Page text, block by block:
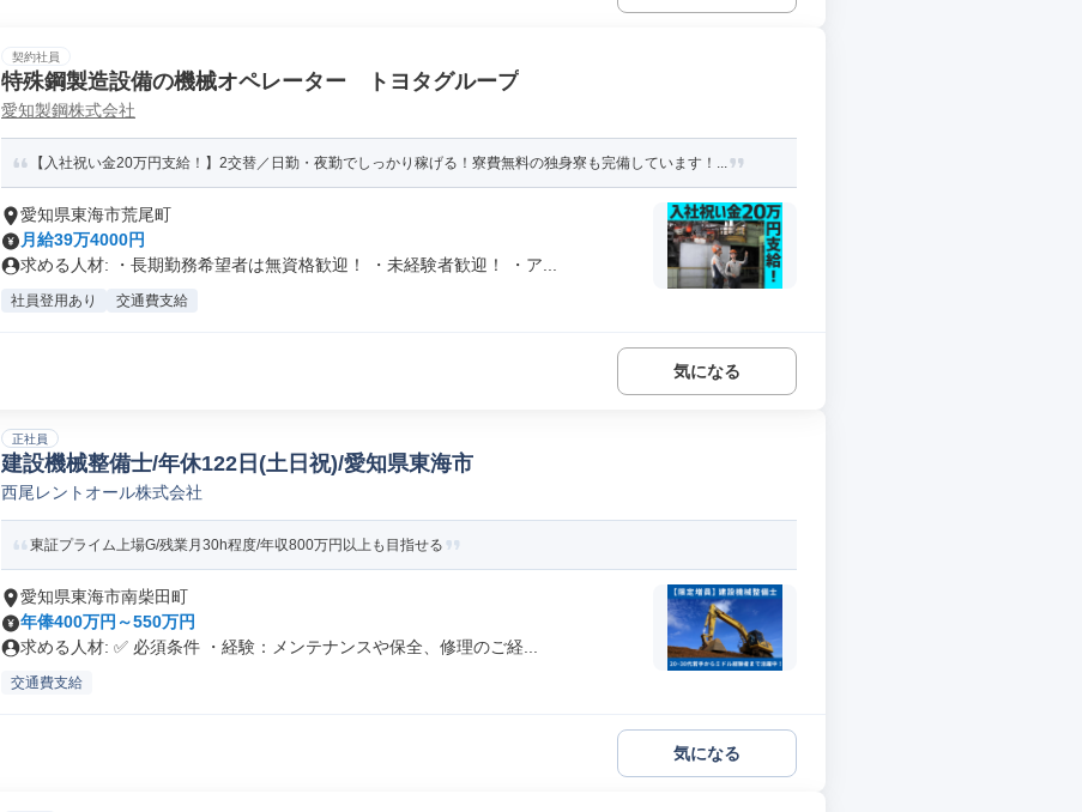
契約社員
特殊鋼製造設備の機械オペレーター トヨタグループ
愛知製鋼株式会社
【入社祝い金20万円支給！】2交替／日勤・夜勤でしっかり稼げる！寮費無料の独身寮も完備しています！...
愛知県東海市荒尾町
月給39万4000円
求める人材: ・長期勤務希望者は無資格歓迎！ ・未経験者歓迎！ ・ア...
社員登用あり 交通費支給
気になる
正社員
建設機械整備士/年休122日(土日祝)/愛知県東海市
西尾レントオール株式会社
東証プライム上場G/残業月30h程度/年収800万円以上も目指せる
愛知県東海市南柴田町
年俸400万円～550万円
求める人材: ✅ 必須条件 ・経験：メンテナンスや保全、修理のご経...
交通費支給
気になる